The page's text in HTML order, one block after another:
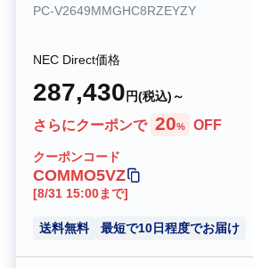
PC-V2649MMGHC8RZEYZY
NEC Direct価格
287,430 円(税込)～
さらにクーポンで 20% OFF
クーポンコード
COMMO5VZ
[8/31 15:00まで]
送料無料 最短で10日程度でお届け